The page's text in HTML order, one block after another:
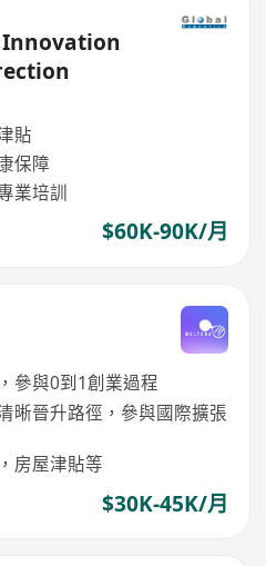
Innovation
貼
保障
業培訓
$60K-90K/月
參與0到1創業過程
晰晉升路徑，參與國際擴張
房屋津貼等
$30K-45K/月